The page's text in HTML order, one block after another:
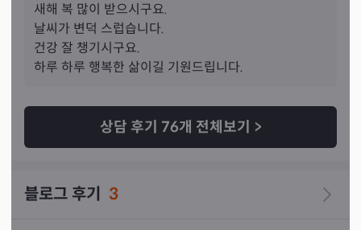
새해 복 많이 받으시구요.
날씨가 변덕 스럽습니다.
건강 잘 챙기시구요.
하루 하루 행복한 삶이길 기원드립니다.
상담 후기 76개 전체보기 >
블로그 후기 3